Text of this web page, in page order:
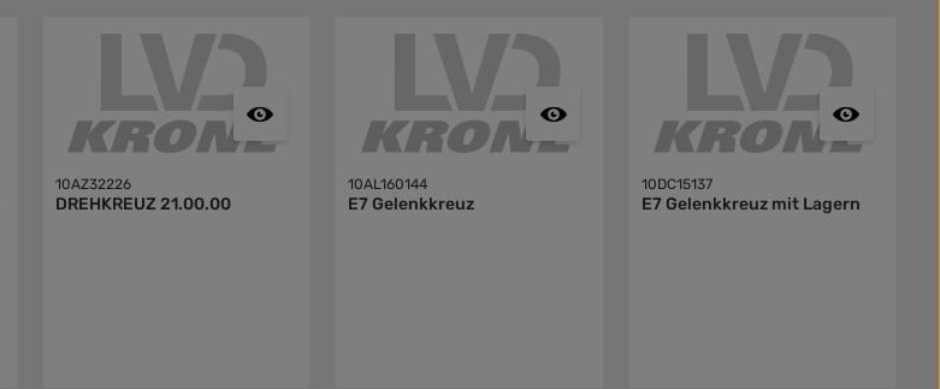
10AZ32226
DREHKREUZ 21.00.00
10AL160144
E7 Gelenkkreuz
10DC15137
E7 Gelenkkreuz mit Lagern